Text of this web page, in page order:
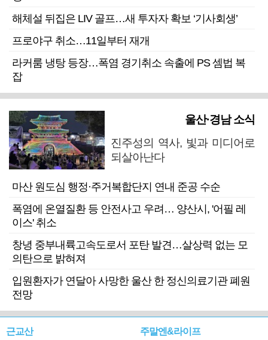
해체설 뒤집은 LIV 골프…새 투자자 확보 ‘기사회생’
프로야구 취소…11일부터 재개
라커룸 냉탕 등장…폭염 경기취소 속출에 PS 셈법 복
잡
울산·경남 소식
진주성의 역사, 빛과 미디어로
되살아난다
마산 원도심 행정·주거복합단지 연내 준공 수순
폭염에 온열질환 등 안전사고 우려… 양산시, '어필 레
이스' 취소
창녕 중부내륙고속도로서 포탄 발견…살상력 없는 모
의탄으로 밝혀져
입원환자가 연달아 사망한 울산 한 정신의료기관 폐원
전망
근교산 주말엔&라이프